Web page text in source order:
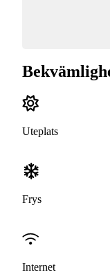
Uteplats
Frys
Internet